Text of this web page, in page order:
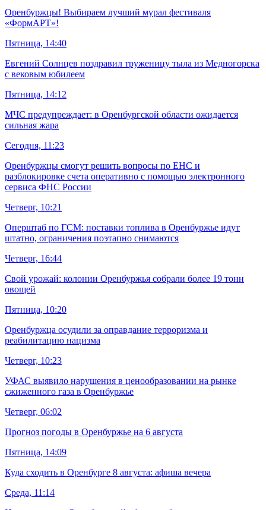
Оренбуржцы! Выбираем лучший мурал фестиваля
«ФормАРТ»!
Пятница, 14:40
Евгений Солнцев поздравил труженицу тыла из Медногорска
с вековым юбилеем
Пятница, 14:12
МЧС предупреждает: в Оренбургской области ожидается
сильная жара
Сегодня, 11:23
Оренбуржцы смогут решить вопросы по ЕНС и
разблокировке счета оперативно с помощью электронного
сервиса ФНС России
Четверг, 10:21
Оперштаб по ГСМ: поставки топлива в Оренбуржье идут
штатно, ограничения поэтапно снимаются
Четверг, 16:44
Свой урожай: колонии Оренбуржья собрали более 19 тонн
овощей
Пятница, 10:20
Оренбуржца осудили за оправдание терроризма и
реабилитацию нацизма
Четверг, 10:23
УФАС выявило нарушения в ценообразовании на рынке
сжиженного газа в Оренбуржье
Четверг, 06:02
Прогноз погоды в Оренбуржье на 6 августа
Пятница, 14:09
Куда сходить в Оренбурге 8 августа: афиша вечера
Среда, 11:14